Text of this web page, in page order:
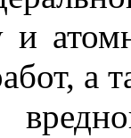
и
а